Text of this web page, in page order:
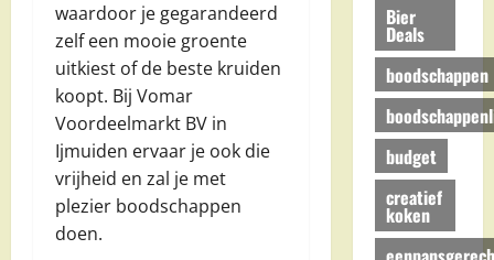
waardoor je gegarandeerd
zelf een mooie groente
uitkiest of de beste kruiden
koopt. Bij Vomar
Voordeelmarkt BV in
Ijmuiden ervaar je ook die
vrijheid en zal je met
plezier boodschappen
doen.
Bier
Deals
boodschappen
budget
creatief
koken